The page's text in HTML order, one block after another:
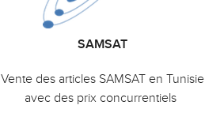
SAMSAT
Vente des articles SAMSAT en Tunisie
avec des prix concurrentiels